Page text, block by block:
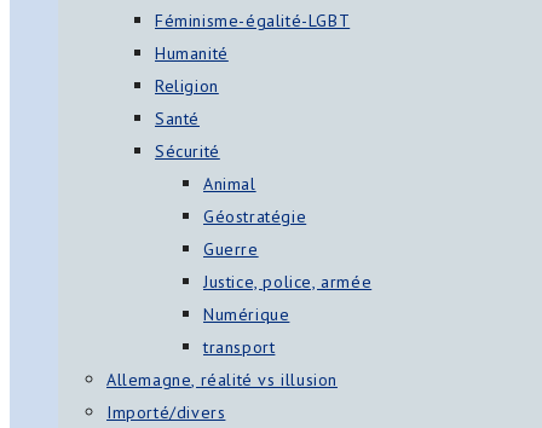
Féminisme-égalité-LGBT
Humanité
Religion
Santé
Sécurité
Animal
Géostratégie
Guerre
Justice, police, armée
Numérique
transport
Allemagne, réalité vs illusion
Importé/divers